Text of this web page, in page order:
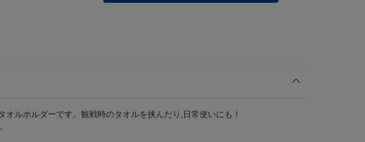
オルホルダーです。観戦時のタオルを挟んだり,日常使いにも！